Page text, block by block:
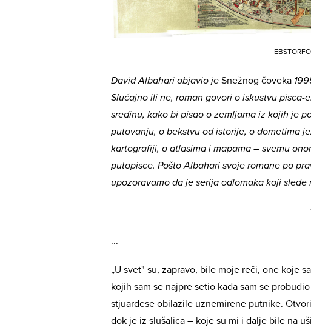
David Albahari objavio je Snežnog čoveka
Slučajno ili ne, roman govori o iskustvu
sredinu, kako bi pisao o zemljama iz kojih je
putovanju, o bekstvu od istorije, o dometima
kartografiji, o atlasima i mapama – svemu
putopisce. Pošto Albahari svoje romane po
upozoravamo da je serija odlomaka koji slede
...
„U svet" su, zapravo, bile moje reči, one koje
kojih sam se najpre setio kada sam se
stjuardese obilazile uznemirene putnike.
dok je iz slušalica – koje su mi i dalje bile na